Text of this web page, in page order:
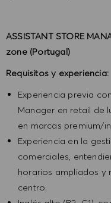
ASSISTANT STORE
zone (Portugal)
Requisitos y experiencia:
Experiencia previa
Manager en retail de
en marcas premium/
Experiencia en la
comerciales,
horarios ampliados y
centro.